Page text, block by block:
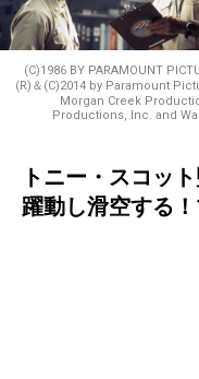
(C)1986 BY PARAMOUNT
(R)＆(C)2014 by Paramount
Morgan Creek
Productions, Inc. and
トニー・スコッ
躍動し滑空する